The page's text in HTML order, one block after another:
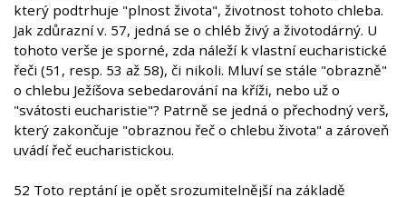
který podtrhuje "plnost života", životnost tohoto chleba.
Jak zdůrazní v. 57, jedná se o chléb živý a životodárný. U
tohoto verše je sporné, zda náleží k vlastní eucharistické
řeči (51, resp. 53 až 58), či nikoli. Mluví se stále "obrazně"
o chlebu Ježíšova sebedarování na kříži, nebo už o
"svátosti eucharistie"? Patrně se jedná o přechodný verš,
který zakončuje "obraznou řeč o chlebu života" a zároveň
uvádí řeč eucharistickou.
52 Toto reptání je opět srozumitelnější na základě